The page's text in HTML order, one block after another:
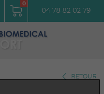
0
04 78 82 02 79
RETOUR